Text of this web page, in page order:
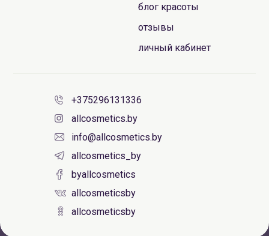
блог красоты
отзывы
личный кабинет
+375296131336
allcosmetics.by
info@allcosmetics.by
allcosmetics_by
byallcosmetics
allcosmeticsby
allcosmeticsby